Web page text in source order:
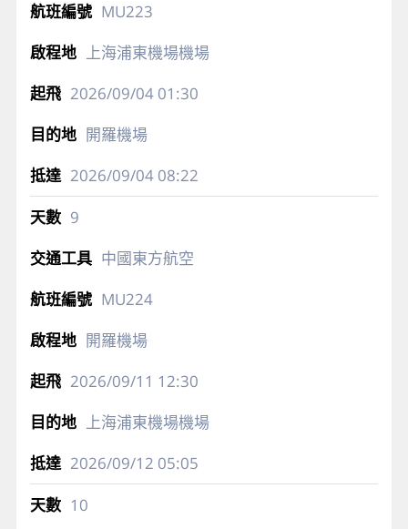
MU223
上海浦東機場機場
2026/09/0401:30
開羅機場
2026/09/0408:22
9
中國東方航空
MU224
開羅機場
2026/09/11 12:30
上海浦東機場機場
2026/09/12 05:05
10